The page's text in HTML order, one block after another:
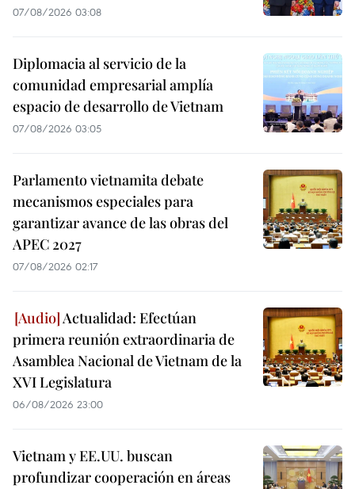
07/08/2026 03:08
Diplomacia al servicio de la
comunidad empresarial amplía
espacio de desarrollo de Vietnam
07/08/2026 03:05
Parlamento vietnamita debate
mecanismos especiales para
garantizar avance de las obras del
APEC 2027
07/08/2026 02:17
Actualidad: Efectúan
primera reunión extraordinaria de
Asamblea Nacional de Vietnam de la
XVI Legislatura
06/08/2026 23:00
Vietnam y EE.UU. buscan
profundizar cooperación en áreas